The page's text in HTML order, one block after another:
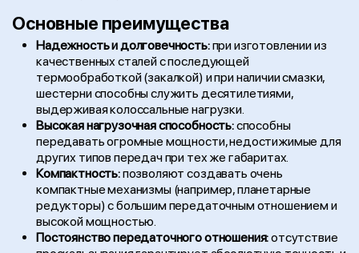
Основные преимущества
Надежность и долговечность:при изготовлении из
качественных сталей с последующей
термообработкой (закалкой) и при наличии смазки,
шестерни способны служить десятилетиями,
выдерживая колоссальные нагрузки.
Высокая нагрузочная способность:способны
передавать огромные мощности, недостижимые для
других типов передач при тех же габаритах.
Компактность:позволяют создавать очень
компактные механизмы (например, планетарные
редукторы) с большим передаточным отношением и
высокой мощностью.
Постоянство передаточного отношения:отсутствие